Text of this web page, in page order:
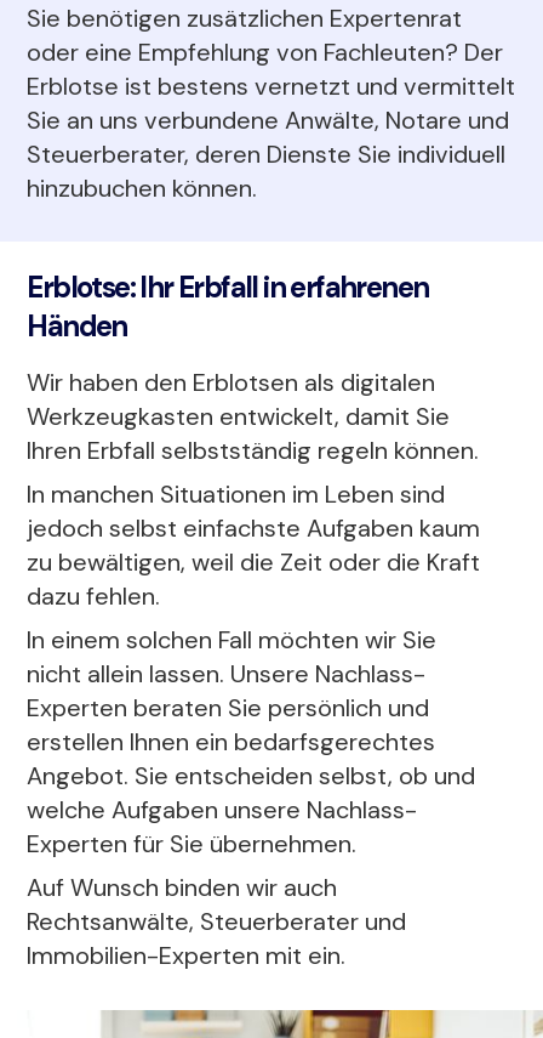
Sie benötigen zusätzlichen Expertenrat
oder eine Empfehlung von Fachleuten? Der
Erblotse ist bestens vernetzt und vermittelt
Sie an uns verbundene Anwälte, Notare und
Steuerberater, deren Dienste Sie individuell
hinzubuchen können.
Erblotse: Ihr Erbfall in erfahrenen
Händen
Wir haben den Erblotsen als digitalen
Werkzeugkasten entwickelt, damit Sie
Ihren Erbfall selbstständig regeln können.
In manchen Situationen im Leben sind
jedoch selbst einfachste Aufgaben kaum
zu bewältigen, weil die Zeit oder die Kraft
dazu fehlen.
In einem solchen Fall möchten wir Sie
nicht allein lassen. Unsere Nachlass-
Experten beraten Sie persönlich und
erstellen Ihnen ein bedarfsgerechtes
Angebot. Sie entscheiden selbst, ob und
welche Aufgaben unsere Nachlass-
Experten für Sie übernehmen.
Auf Wunsch binden wir auch
Rechtsanwälte, Steuerberater und
Immobilien-Experten mit ein.